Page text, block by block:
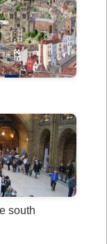
south